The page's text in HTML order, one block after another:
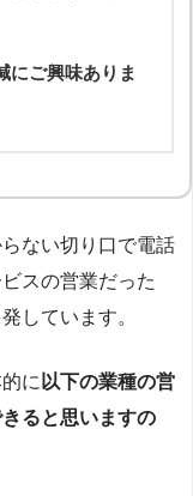
にご興味ありま
ない切り口で電話
スの営業だった
しています。
に 以下の業種の営
ると思いますの